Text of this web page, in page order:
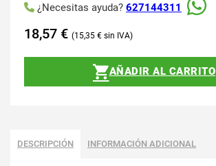
¿Necesitas ayuda? 627144311
18,57 € 15,35 €
AÑADIR AL CARRITO
DESCRIPCIÓN INFORMACIÓN ADICIONAL